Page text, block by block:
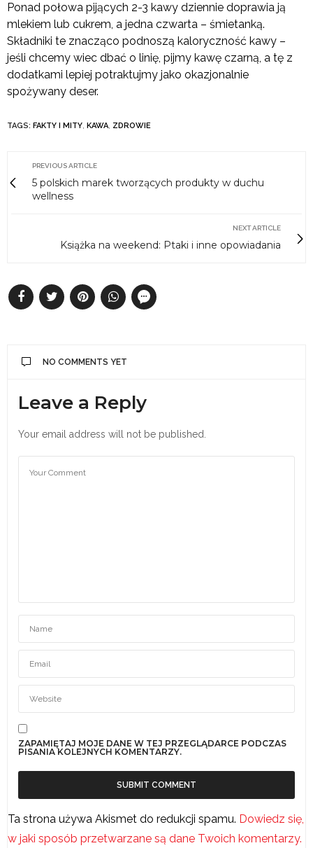
Ponad połowa pijących 2-3 kawy dziennie doprawia ją
mlekiem lub cukrem, a jedna czwarta – śmietanką.
Składniki te znacząco podnoszą kaloryczność kawy –
jeśli chcemy wiec dbać o linię, pijmy kawę czarną, a tę z
dodatkami lepiej potraktujmy jako okazjonalnie
spożywany deser.
TAGS: FAKTY I MITY, KAWA, ZDROWIE
PREVIOUS ARTICLE
5 polskich marek tworzących produkty w duchu
wellness
NEXT ARTICLE
Książka na weekend: Ptaki i inne opowiadania
NO COMMENTS YET
Leave a Reply
Your email address will not be published.
ZAPAMIĘTAJ MOJE DANE W TEJ PRZEGLĄDARCE PODCZAS
PISANIA KOLEJNYCH KOMENTARZY.
Ta strona używa Akismet do redukcji spamu. Dowiedz się,
w jaki sposób przetwarzane są dane Twoich komentarzy.